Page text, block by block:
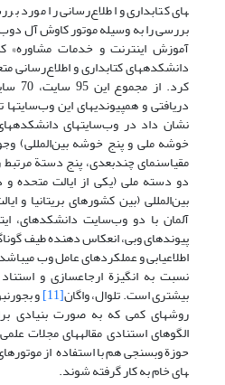
های کتابداری و اطلاع‌رسانی را مورد
بررسی را به وسیله موتور کاوش آل دوب
دریافتی و هم­پیوندیهای این
خوشه ملی و پنج خوشه بین‌المللی)
مقیاس­نمای چندبعدی، پنج دستة مرتبط
دو دسته ملی (یکی از ایالت متحده
بین‌المللی (بین کشورهای بریتانیا و
آلمان با دو وب‌سایت دانشکده­ای،
پیوندهای وبی، انعکاس دهنده طیف
اطلاع­یابی و عملکردهای عامل وب
نسبت به انگیزة ارجاع­سازی و
بیشتری است. تلوال، واگان[11]
روشهای کمی که به صورت بنیادی
الگوهای استنادی مقاله­های مجلات
حوزة وب­سنجی هم با استفاده از
های خام به کار گرفته شوند.